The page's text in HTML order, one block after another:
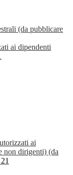
(da pubblicare
ai dipendenti
ai
non dirigenti) (da
21